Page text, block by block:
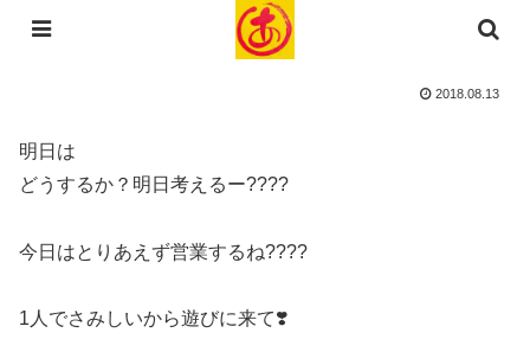
コンテンツへスキップ
2018.08.13
明日は
どうするか？明日考えるー????
今日はとりあえず営業するね????
1人でさみしいから遊びに来て❣️